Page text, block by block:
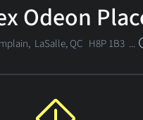
Odeon
LaSalle, QC H8P 1B3 ...